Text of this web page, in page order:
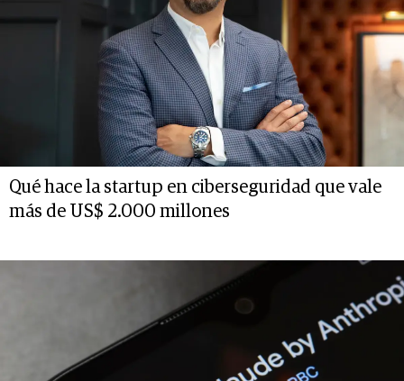
Qué hace la startup en ciberseguridad que vale
más de US$ 2.000 millones